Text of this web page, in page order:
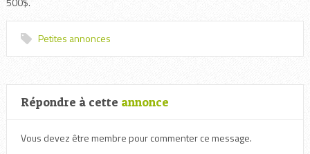
Petites annonces
Répondre à cette annonce
Vous devez être membre pour commenter ce message.